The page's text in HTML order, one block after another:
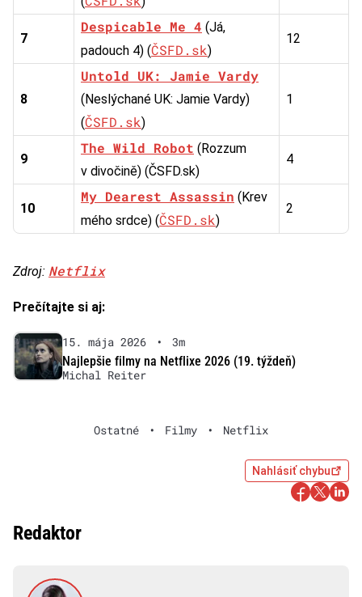
7
Despicable Me 4 (Já,
padouch 4) (ČSFD.sk)
12
8
Untold UK: Jamie Vardy
(Neslýchané UK: Jamie Vardy)
(ČSFD.sk)
1
9
The Wild Robot (Rozzum
v divočině) (ČSFD.sk)
4
10
My Dearest Assassin (Krev
mého srdce) (ČSFD.sk)
2
Zdroj: Netflix
Prečítajte si aj:
15. mája 2026 •
3m
Najlepšie filmy na Netflixe 2026 (19. týždeň)
Michal Reiter
Ostatné • Filmy • Netflix
Nahlásiť chybu
Redaktor